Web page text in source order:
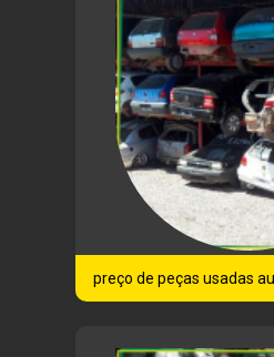
preço de peças usadas